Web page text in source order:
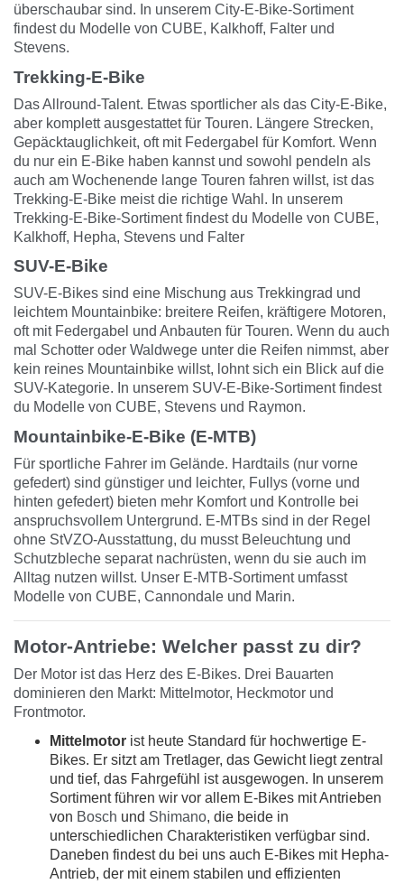
überschaubar sind. In unserem City-E-Bike-Sortiment
findest du Modelle von CUBE, Kalkhoff, Falter und
Stevens.
Trekking-E-Bike
Das Allround-Talent. Etwas sportlicher als das City-E-Bike,
aber komplett ausgestattet für Touren. Längere Strecken,
Gepäcktauglichkeit, oft mit Federgabel für Komfort. Wenn
du nur ein E-Bike haben kannst und sowohl pendeln als
auch am Wochenende lange Touren fahren willst, ist das
Trekking-E-Bike meist die richtige Wahl. In unserem
Trekking-E-Bike-Sortimentfindest du Modelle von CUBE,
Kalkhoff, Hepha, Stevens und Falter
SUV-E-Bike
SUV-E-Bikes sind eine Mischung aus Trekkingrad und
leichtem Mountainbike: breitere Reifen, kräftigere Motoren,
oft mit Federgabel und Anbauten für Touren. Wenn du auch
mal Schotter oder Waldwege unter die Reifen nimmst, aber
kein reines Mountainbike willst, lohnt sich ein Blick auf die
SUV-Kategorie. In unserem SUV-E-Bike-Sortiment findest
du Modelle von CUBE, Stevens und Raymon.
Mountainbike-E-Bike (E-MTB)
Für sportliche Fahrer im Gelände. Hardtails (nur vorne
gefedert) sind günstiger und leichter, Fullys (vorne und
hinten gefedert) bieten mehr Komfort und Kontrolle bei
anspruchsvollem Untergrund. E-MTBs sind in der Regel
ohne StVZO-Ausstattung, du musst Beleuchtung und
Schutzbleche separat nachrüsten, wenn du sie auch im
Alltag nutzen willst. Unser E-MTB-Sortiment umfasst
Modelle von CUBE, Cannondale und Marin.
Motor-Antriebe: Welcher passt zu dir?
Der Motor ist das Herz des E-Bikes. Drei Bauarten
dominieren den Markt: Mittelmotor, Heckmotor und
Frontmotor.
Mittelmotor ist heute Standard für hochwertige E-
Bikes. Er sitzt am Tretlager, das Gewicht liegt zentral
und tief, das Fahrgefühl ist ausgewogen. In unserem
Sortiment führen wir vor allem E-Bikes mit Antrieben
von Bosch und Shimano, die beide in
unterschiedlichen Charakteristiken verfügbar sind.
Daneben findest du bei uns auch E-Bikes mit Hepha-
Antrieb, der mit einem stabilen und effizienten